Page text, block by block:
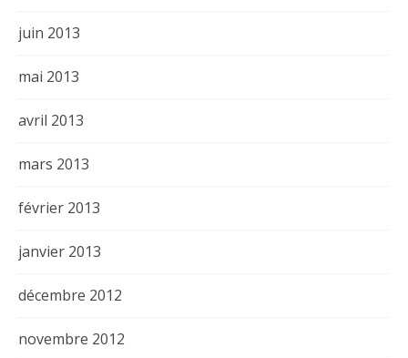
juin 2013
mai 2013
avril 2013
mars 2013
février 2013
janvier 2013
décembre 2012
novembre 2012